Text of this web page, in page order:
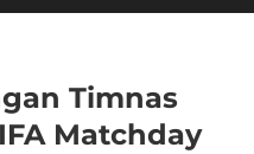
Timnas
Matchday